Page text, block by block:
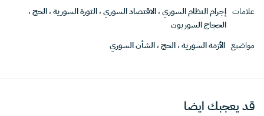
علامات إجرام النظام السوري،الاقتصاد السوري،الثورة السورية،الحج،
الحجاج السوريون
مواضيع الأزمة السورية،الحج،الشأن السوري
قد يعجبك ايضا